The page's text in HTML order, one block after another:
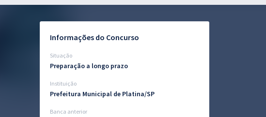
Informações do Concurso
Situação
Preparação a longo prazo
Instituição
Prefeitura Municipal de Platina/SP
Banca anterior